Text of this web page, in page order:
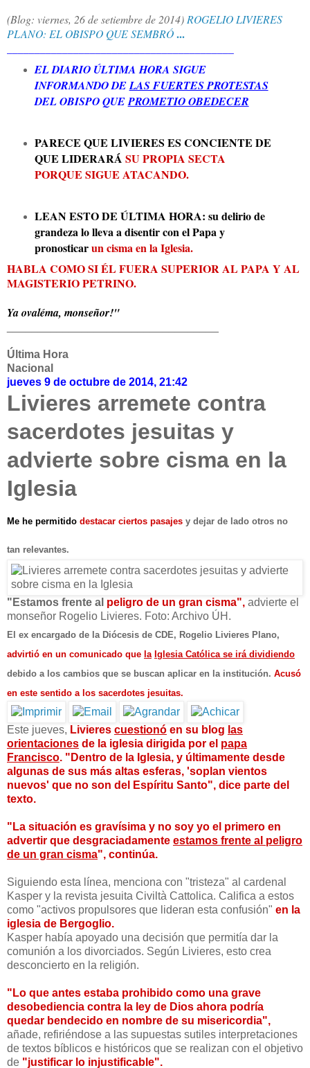
(Blog: viernes, 26 de setiembre de 2014)ROGELIO LIVIERES
PLANO: EL OBISPO QUE SEMBRÓ...
EL DIARIO ÚLTIMA HORA SIGUE
INFORMANDO DELAS FUERTES PROTESTAS
DEL OBISPO QUEPROMETIO OBEDECER
PARECE QUE LIVIERES ES CONCIENTE DE
QUE LIDERARÁ SU PROPIA SECTA
PORQUE SIGUE ATACANDO.
LEAN ESTO DE ÚLTIMA HORA: su delirio de
grandeza lo lleva a disentir con el Papa y
pronosticarun cisma en la Iglesia.
HABLA COMO SI ÉL FUERA SUPERIOR AL PAPA Y AL
MAGISTERIO PETRINO.
Ya ovaléma, monseñor!"
Última Hora
Nacional
jueves 9 de octubre de 2014, 21:42
Livieres arremete contra
sacerdotes jesuitas y
advierte sobre cisma en la
Iglesia
Me he permitido destacar ciertos pasajes y dejar de lado otros no
tan relevantes.
"Estamos frente al peligro de un gran cisma", advierte el
monseñor Rogelio Livieres. Foto: Archivo ÚH.
El ex encargado de la Diócesis de CDE, Rogelio Livieres Plano,
advirtió en un comunicado que la Iglesia Católica se irá dividiendo
debido a los cambios que se buscan aplicar en la institución. Acusó
en este sentido a los sacerdotes jesuitas.
Este jueves, Livieres cuestionó en su blog las
orientaciones de la iglesia dirigida por el papa
Francisco. "Dentro de la Iglesia, y últimamente desde
algunas de sus más altas esferas, 'soplan vientos
nuevos' que no son del Espíritu Santo", dice parte del
texto.
"La situación es gravísima y no soy yo el primero en
advertir que desgraciadamente estamos frente al peligro
de un gran cisma", continúa.
Siguiendo esta línea, menciona con "tristeza" al cardenal
Kasper y la revista jesuita Civiltà Cattolica. Califica a estos
como "activos propulsores que lideran esta confusión" en la
iglesia de Bergoglio.
Kasper había apoyado una decisión que permitía dar la
comunión a los divorciados. Según Livieres, esto crea
desconcierto en la religión.
"Lo que antes estaba prohibido como una grave
desobediencia contra la ley de Dios ahora podría
quedar bendecido en nombre de su misericordia",
añade, refiriéndose a las supuestas sutiles interpretaciones
de textos bíblicos e históricos que se realizan con el objetivo
de "justificar lo injustificable".